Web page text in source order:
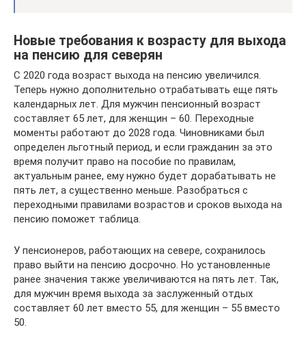
Новые требования к возрасту для выхода
на пенсию для северян
С 2020 года возраст выхода на пенсию увеличился.
Теперь нужно дополнительно отрабатывать еще пять
календарных лет. Для мужчин пенсионный возраст
составляет 65 лет, для женщин – 60. Переходные
моменты работают до 2028 года. Чиновниками был
определен льготный период, и если гражданин за это
время получит право на пособие по правилам,
актуальным ранее, ему нужно будет дорабатывать не
пять лет, а существенно меньше. Разобраться с
переходными правилами возрастов и сроков выхода на
пенсию поможет таблица.
У пенсионеров, работающих на севере, сохранилось
право выйти на пенсию досрочно. Но установленные
ранее значения также увеличиваются на пять лет. Так,
для мужчин время выхода за заслуженный отдых
составляет 60 лет вместо 55, для женщин – 55 вместо
50.